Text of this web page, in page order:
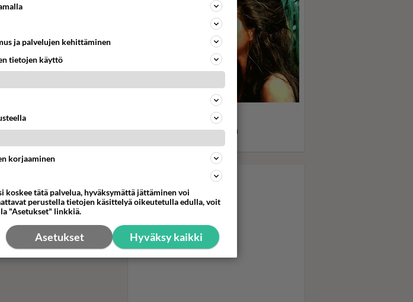
Pekka
Suomen
Oi! Blue Lagoon sai nuoret
tytöt punastelemaan:
Teinitähti Brooke Shieldsin
ja palvelujen kehittäminen
tietojen käyttö
korjaaminen
tätä palvelua, hyväksymättä jättäminen voi
perustella tietojen käsittelyä oikeutetulla edulla, voit
"Asetukset" linkkiä.
Hyväksy kaikki
Asetukset